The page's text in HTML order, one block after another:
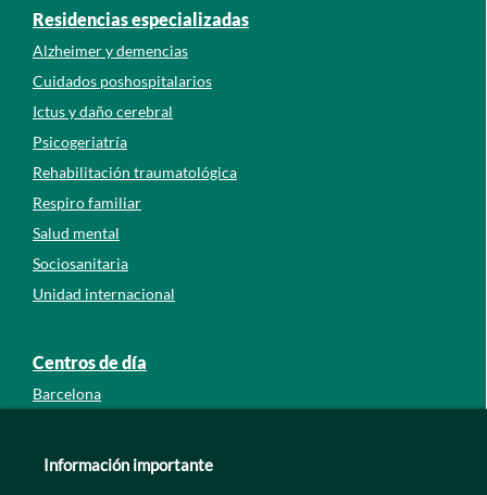
Residencias especializadas
Alzheimer y demencias
Cuidados poshospitalarios
Ictus y daño cerebral
Psicogeriatría
Rehabilitación traumatológica
Respiro familiar
Salud mental
Sociosanitaria
Unidad internacional
Centros de día
Barcelona
León
Información importante